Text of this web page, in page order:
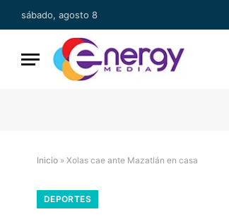
sábado, agosto 8
Inicio » Xolas cae ante Mazatlán en casa
DEPORTES